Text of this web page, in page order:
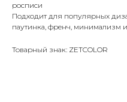
росписи
Подходит для популярных
паутинка, френч, минимализм
Товарный знак: ZETCOLOR